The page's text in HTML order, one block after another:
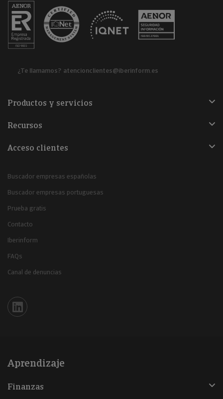
¿Te llamamos? atencionclientes@iberinform.es
Productos y servicios
Recursos
Acceso clientes
Buscador empresas españolas
Buscador empresas portuguesas
Prueba gratis
Contacto
Iberinform
FAQs
Canal de denuncias
Iberinform en Linkedin
Aprendizaje
Finanzas